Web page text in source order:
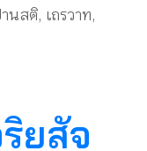
นสติ, เถรวาท,
ยสัจ